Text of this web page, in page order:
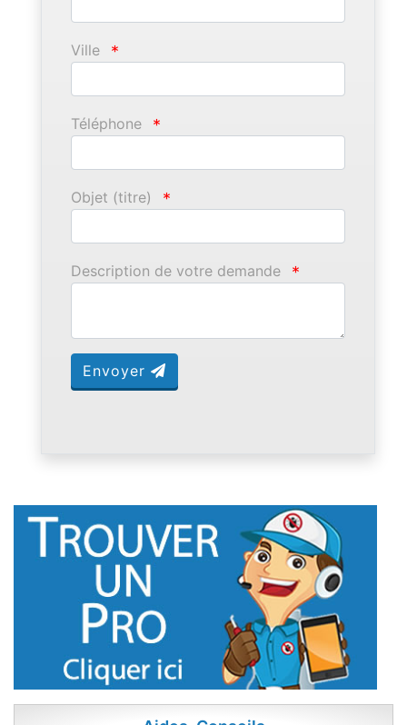
Ville *
Téléphone *
Objet (titre) *
Description de votre demande *
Envoyer